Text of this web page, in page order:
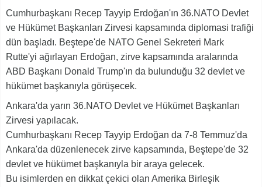
Cumhurbaşkanı Recep Tayyip Erdoğan'ın 36.NATO Devlet
ve Hükümet Başkanları Zirvesi kapsamında diplomasi trafiği
dün başladı. Beştepe'de NATO Genel Sekreteri Mark
Rutte'yi ağırlayan Erdoğan, zirve kapsamında aralarında
ABD Başkanı Donald Trump'ın da bulunduğu 32 devlet ve
hükümet başkanıyla görüşecek.
Ankara'da yarın 36.NATO Devlet ve Hükümet Başkanları
Zirvesi yapılacak.
Cumhurbaşkanı Recep Tayyip Erdoğan da 7-8 Temmuz'da
Ankara'da düzenlenecek zirve kapsamında, Beştepe'de 32
devlet ve hükümet başkanıyla bir araya gelecek.
Bu isimlerden en dikkat çekici olan Amerika Birleşik